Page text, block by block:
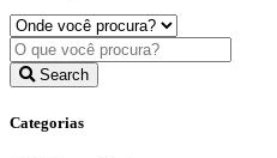
Search
Categorias